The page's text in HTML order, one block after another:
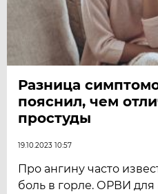
Разница
пояснил, чем
простуды
19.10.2023 10:57
Про ангину часто
боль в горле. ОРВИ для